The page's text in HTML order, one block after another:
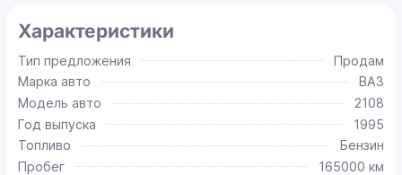
Характеристики
Тип предложения
Продам
Марка авто
ВАЗ
Модель авто
2108
Год выпуска
1995
Топливо
Бензин
Пробег
165000 км